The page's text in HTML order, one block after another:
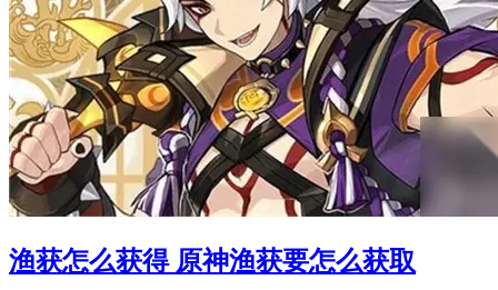
渔获怎么获得 原神渔获要怎么获取